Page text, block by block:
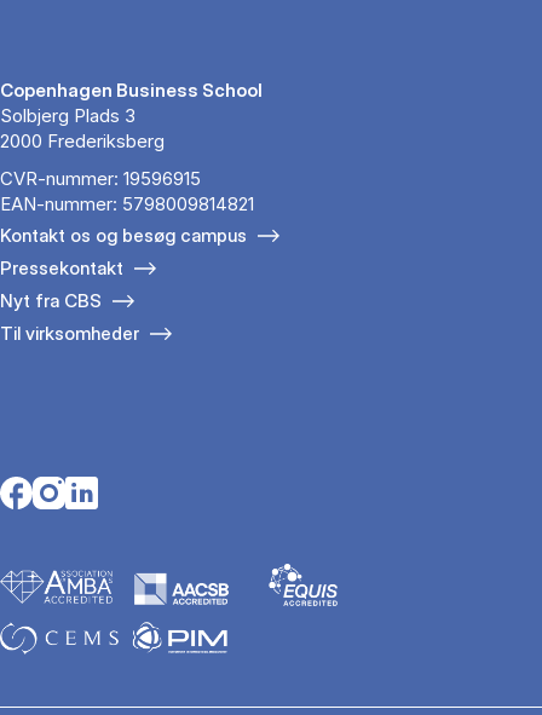
Copenhagen Business School
Solbjerg Plads 3
2000 Frederiksberg
CVR-nummer: 19596915
EAN-nummer: 5798009814821
Kontakt os og besøg campus
Pressekontakt
Nyt fra CBS
Til virksomheder
Opens in a new tab
Opens in a new tab
Opens in a new tab